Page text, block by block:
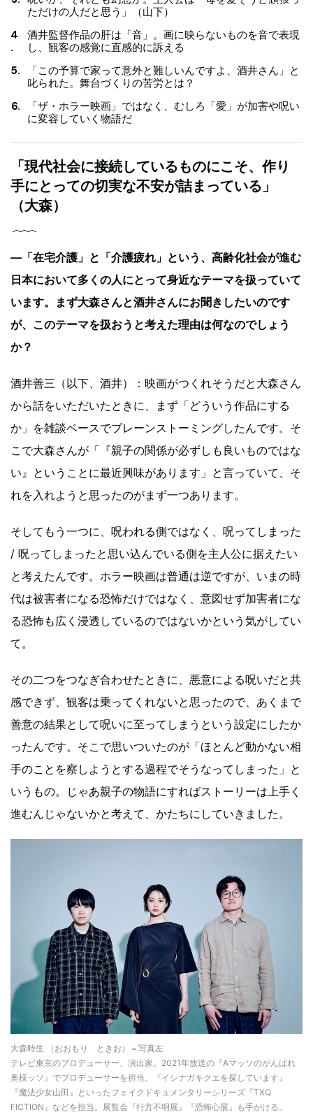
ただけの人だと思う」（山下）
酒井監督作品の肝は「音」。画に映らないものを音で表現
し、観客の感覚に直感的に訴える
「この予算で家って意外と難しいんですよ、酒井さん」と
叱られた。舞台づくりの苦労とは？
「ザ・ホラー映画」ではなく、むしろ「愛」が加害や呪い
に変容していく物語だ
「現代社会に接続しているものにこそ、作り
手にとっての切実な不安が詰まっている」
（大森）
—「在宅介護」と「介護疲れ」という、高齢化社会が進む
日本において多くの人にとって身近なテーマを扱っていて
います。まず大森さんと酒井さんにお聞きしたいのです
が、このテーマを扱おうと考えた理由は何なのでしょう
か？
酒井善三（以下、酒井）：映画がつくれそうだと大森さん
から話をいただいたときに、まず「どういう作品にする
か」を雑談ベースでブレーンストーミングしたんです。そ
こで大森さんが「『親子の関係が必ずしも良いものではな
い』ということに最近興味があります」と言っていて、そ
れを入れようと思ったのがまず一つあります。
そしてもう一つに、呪われる側ではなく、呪ってしまった
/ 呪ってしまったと思い込んでいる側を主人公に据えたい
と考えたんです。ホラー映画は普通は逆ですが、いまの時
代は被害者になる恐怖だけではなく、意図せず加害者にな
る恐怖も広く浸透しているのではないかという気がしてい
て。
その二つをつなぎ合わせたときに、悪意による呪いだと共
感できず、観客は乗ってくれないと思ったので、あくまで
善意の結果として呪いに至ってしまうという設定にしたか
ったんです。そこで思いついたのが「ほとんど動かない相
手のことを察しようとする過程でそうなってしまった」と
いうもの。じゃあ親子の物語にすればストーリーは上手く
進むんじゃないかと考えて、かたちにしていきました。
大森時生 （おおもり ときお）＝写真左
テレビ東京のプロデューサー、演出家。2021年放送の『Aマッソのがんばれ
奥様ッソ』でプロデューサーを担当。『イシナガキクエを探しています』
『魔法少女山田』といったフェイクドキュメンタリーシリーズ『TXQ
FICTION』などを担当。展覧会『行方不明展』『恐怖心展』も手がける。